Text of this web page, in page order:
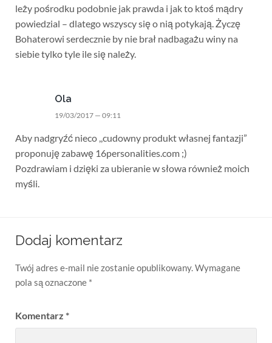
leży pośrodku podobnie jak prawda i jak to ktoś mądry
powiedzial – dlatego wszyscy się o nią potykają. Życzę
Bohaterowi serdecznie by nie brał nadbagażu winy na
siebie tylko tyle ile się należy.
Ola
19/03/2017 — 09:11
Aby nadgryźć nieco ,,cudowny produkt własnej fantazji”
proponuję zabawę 16personalities.com ;)
Pozdrawiam i dzięki za ubieranie w słowa również moich
myśli.
Dodaj komentarz
Twój adres e-mail nie zostanie opublikowany.Wymagane
pola są oznaczone *
Komentarz *